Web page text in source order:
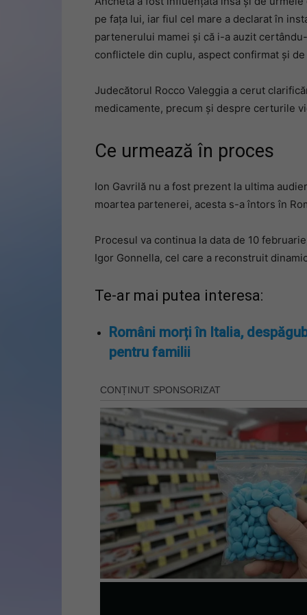
pe fața lui, iar fiul cel mare a declarat în
partenerului mamei și că i-a auzit
conflictele din cuplu, aspect confirmat și
Judecătorul Rocco Valeggia a cerut
medicamente, precum și despre certurile
Ce urmează în proces
Ion Gavrilă nu a fost prezent la ultima
moartea partenerei, acesta s-a întors în
Procesul va continua la data de 10
Igor Gonnella, cel care a reconstruit
Te-ar mai putea interesa:
Români morți în Italia,
pentru familii